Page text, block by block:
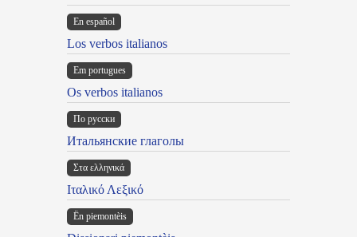
En español
Los verbos italianos
Em portugues
Os verbos italianos
По русски
Итальянские глаголы
Στα ελληνικά
Ιταλικό Λεξικό
Ën piemontèis